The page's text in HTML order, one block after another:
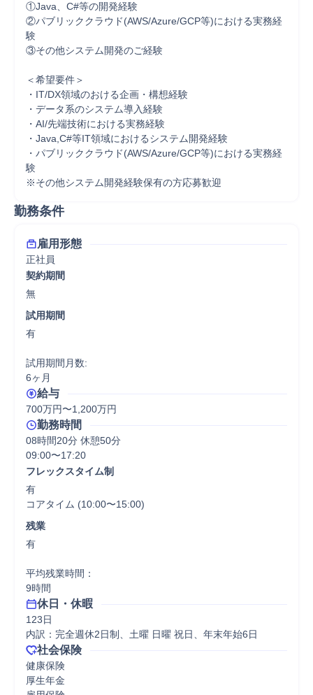
①Java、C#等の開発経験
②パブリッククラウド(AWS/Azure/GCP等)における実務経
験
③その他システム開発のご経験
＜希望要件＞
・IT/DX領域のおける企画・構想経験
・データ系のシステム導入経験
・AI/先端技術における実務経験
・Java,C#等IT領域におけるシステム開発経験
・パブリッククラウド(AWS/Azure/GCP等)における実務経
験
※その他システム開発経験保有の方応募歓迎
勤務条件
雇用形態
正社員
契約期間
無
試用期間
有
試用期間月数:
6ヶ月
給与
700万円〜1,200万円
勤務時間
08時間20分 休憩50分
09:00〜17:20
フレックスタイム制
有
コアタイム (10:00〜15:00)
残業
有
平均残業時間：
9時間
休日・休暇
123日
内訳：完全週休2日制、土曜 日曜 祝日、年末年始6日
社会保険
健康保険
厚生年金